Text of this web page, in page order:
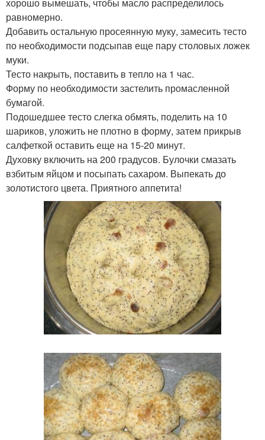
равномерно.
Добавить остальную просеянную муку, замесить тесто
по необходимости подсыпав еще пару столовых ложек
муки.
Тесто накрыть, поставить в тепло на 1 час.
Форму по необходимости застелить промасленной
бумагой.
Подошедшее тесто слегка обмять, поделить на 10
шариков, уложить не плотно в форму, затем прикрыв
салфеткой оставить еще на 15-20 минут.
Духовку включить на 200 градусов. Булочки смазать
взбитым яйцом и посыпать сахаром. Выпекать до
золотистого цвета. Приятного аппетита!